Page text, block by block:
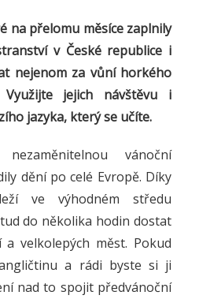
na přelomu měsíce zaplnily
v České republice i
nejenom za vůní horkého
Využijte jejich návštěvu i
jazyka, který se učíte.
vánoční
dění po celé Evropě. Díky
ve výhodném středu
do několika hodin dostat
velkolepých měst. Pokud
a rádi byste si ji
nad to spojit předvánoční